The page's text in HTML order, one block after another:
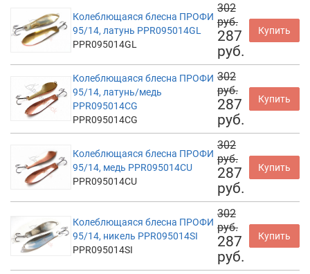
Колеблющаяся блесна ПРОФИ
95/14, латунь PPR095014GL
PPR095014GL
302
руб.
287
руб.
Купить
Колеблющаяся блесна ПРОФИ
95/14, латунь/медь
PPR095014CG
PPR095014CG
302
руб.
287
руб.
Купить
Колеблющаяся блесна ПРОФИ
95/14, медь PPR095014CU
PPR095014CU
302
руб.
287
руб.
Купить
Колеблющаяся блесна ПРОФИ
95/14, никель PPR095014SI
PPR095014SI
302
руб.
287
руб.
Купить